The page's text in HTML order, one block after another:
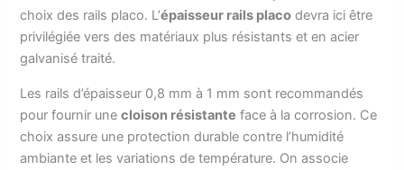
choix des rails placo. L’épaisseur rails placo devra ici être
privilégiée vers des matériaux plus résistants et en acier
galvanisé traité.
Les rails d’épaisseur 0,8 mm à 1 mm sont recommandés
pour fournir unecloison résistante face à la corrosion. Ce
choix assure une protection durable contre l’humidité
ambiante et les variations de température. On associe